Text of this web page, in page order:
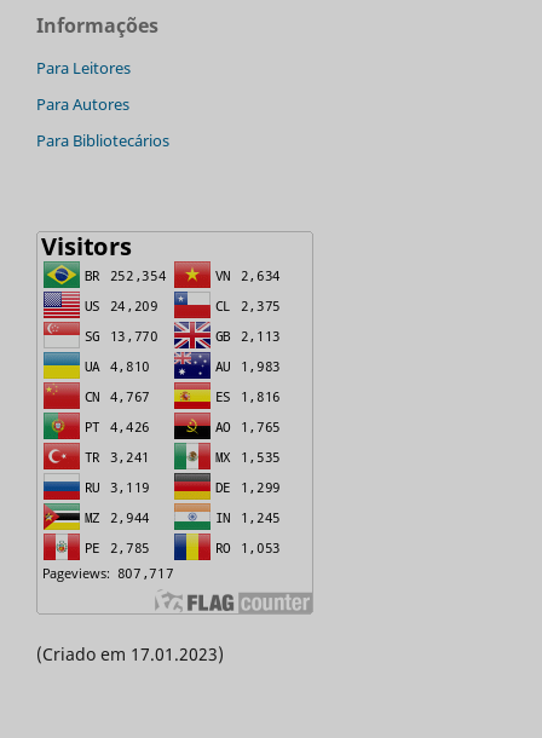
Informações
Para Leitores
Para Autores
Para Bibliotecários
(Criado em 17.01.2023)